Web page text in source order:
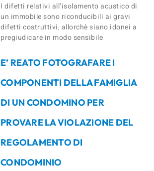
I difetti relativi all’isolamento acustico di
un immobile sono riconducibili ai gravi
difetti costruttivi, allorchè siano idonei a
pregiudicare in modo sensibile
E’ REATO FOTOGRAFARE I
COMPONENTI DELLA FAMIGLIA
DI UN CONDOMINO PER
PROVARE LA VIOLAZIONE DEL
REGOLAMENTO DI
CONDOMINIO